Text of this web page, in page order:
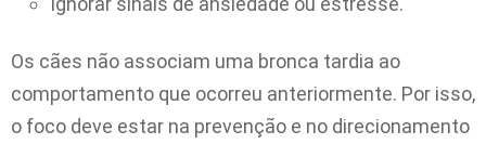
Os cães não associam uma bronca tardia ao
comportamento que ocorreu anteriormente. Por isso,
o foco deve estar na prevenção e no direcionamento